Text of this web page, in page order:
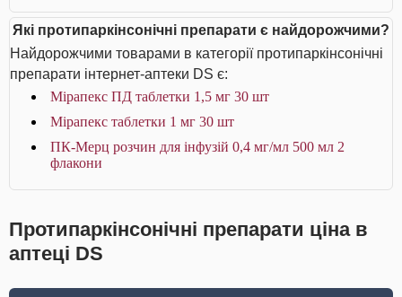
Які протипаркінсонічні препарати є найдорожчими?
Найдорожчими товарами в категорії протипаркінсонічні
препарати інтернет-аптеки DS є:
Мірапекс ПД таблетки 1,5 мг 30 шт
Мірапекс таблетки 1 мг 30 шт
ПК-Мерц розчин для інфузій 0,4 мг/мл 500 мл 2
флакони
Протипаркінсонічні препарати ціна в
аптеці DS